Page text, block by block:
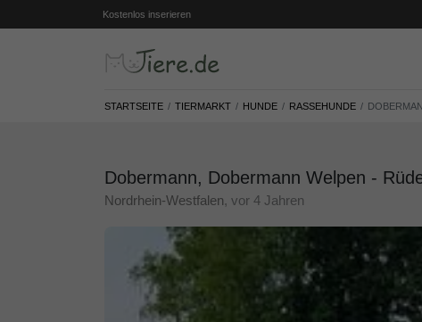
Kostenlos inserieren
STARTSEITE TIERMARKT HUNDE RASSEHUNDE
Dobermann, Dobermann Welpen -
Nordrhein-Westfalen, vor 4 Jahren